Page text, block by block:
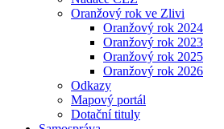
Oranžový rok ve Zlivi
Oranžový rok 2024
Oranžový rok 2023
Oranžový rok 2025
Oranžový rok 2026
Odkazy
Mapový portál
Dotační tituly